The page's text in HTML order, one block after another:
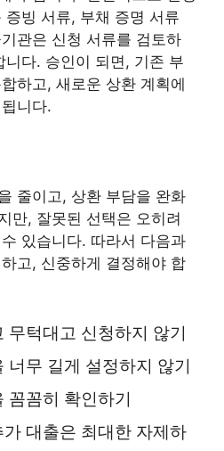
빙 서류, 부채 증명 서류
관은 신청 서류를 검토하
다. 승인이 되면, 기존 부
하고, 새로운 상환 계획에
니다.
줄이고, 상환 부담을 완화
만, 잘못된 선택은 오히려
있습니다. 따라서 다음과
고, 신중하게 결정해야 합
무턱대고 신청하지 않기
너무 길게 설정하지 않기
꼼꼼히 확인하기
대출은 최대한 자제하